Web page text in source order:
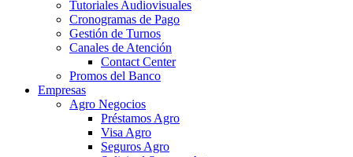
Tutoriales Audiovisuales
Cronogramas de Pago
Gestión de Turnos
Canales de Atención
Contact Center
Promos del Banco
Empresas
Agro Negocios
Préstamos Agro
Visa Agro
Seguros Agro